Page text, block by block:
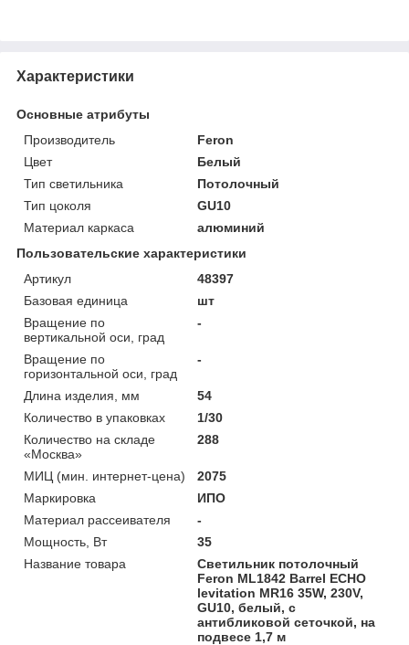
Характеристики
Основные атрибуты
Производитель
Feron
Цвет
Белый
Тип светильника
Потолочный
Тип цоколя
GU10
Материал каркаса
алюминий
Пользовательские характеристики
Артикул
48397
Базовая единица
шт
Вращение по
вертикальной оси, град
-
Вращение по
горизонтальной оси, град
-
Длина изделия, мм
54
Количество в упаковках
1/30
Количество на складе
«Москва»
288
МИЦ (мин. интернет-цена)
2075
Маркировка
ИПО
Материал рассеивателя
-
Мощность, Вт
35
Название товара
Светильник потолочный
Feron ML1842 Barrel ECHO
levitation MR16 35W, 230V,
GU10, белый, с
антибликовой сеточкой, на
подвесе 1,7 м